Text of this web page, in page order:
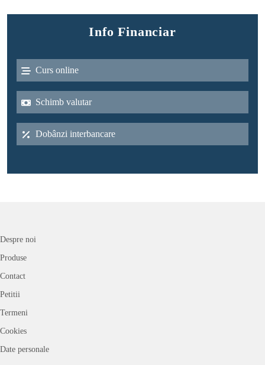
Info Financiar
Curs online
Schimb valutar
Dobânzi interbancare
Despre noi
Produse
Contact
Petitii
Termeni
Cookies
Date personale